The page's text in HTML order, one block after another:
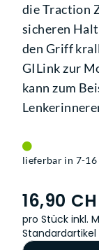
die Traction
sicheren
den Griff
GILink zur
kann zum
lieferbar in 7-16
16,90
pro Stück inkl.
Standardartikel